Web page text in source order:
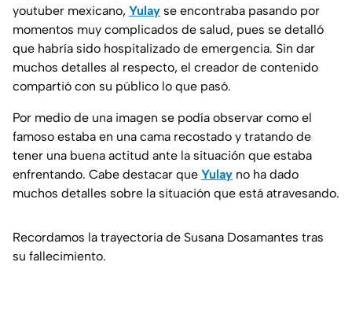
youtuber mexicano, Yulay se encontraba pasando por
momentos muy complicados de salud, pues se detalló
que habría sido hospitalizado de emergencia. Sin dar
muchos detalles al respecto, el creador de contenido
compartió con su público lo que pasó.
Por medio de una imagen se podía observar como el
famoso estaba en una cama recostado y tratando de
tener una buena actitud ante la situación que estaba
enfrentando. Cabe destacar que Yulay no ha dado
muchos detalles sobre la situación que está atravesando.
Recordamos la trayectoria de Susana Dosamantes tras
su fallecimiento.